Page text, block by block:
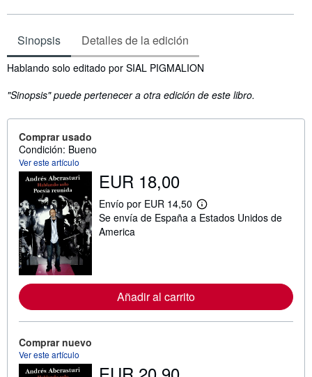
Sinopsis Detalles de la edición
Sinopsis
Hablando solo editado por SIAL PIGMALION
"Sinopsis" puede pertenecer a otra edición de este libro.
Comprar usado
Condición: Bueno
Ver este artículo
EUR 18,00
Envío por EUR 14,50
M
á
r
c
i
Se envía de España a Estados Unidos de
America
Añadir al carrito
Comprar nuevo
Ver este artículo